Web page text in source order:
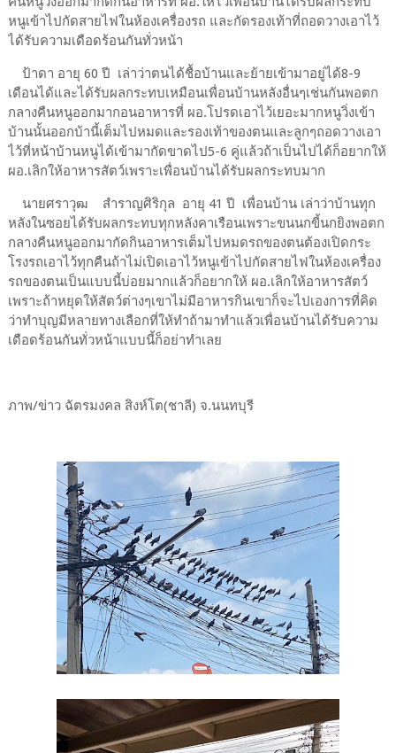
หนูเข้าไปกัดสายไฟในห้องเครื่องรถ และกัดรองเท้าที่ถอดวางเอาไว้
ได้รับความเดือดร้อนกันทั่วหน้า
ป้าดา อายุ 60 ปี เล่าว่าตนได้ชื้อบ้านและย้ายเข้ามาอยู่ได้8-9
เดือนได้และได้รับผลกระทบเหมือนเพื่อนบ้านหลังอื่นๆเช่นกันพอตก
กลางคืนหนูออกมากอนอาหารที่ ผอ.โปรดเอาไว้เยอะมากหนูวิ่งเข้า
บ้านนั้นออกบ้านี้เต็มไปหมดและรองเท้าของตนและลูกๆถอดวางเอา
ไว้ที่หน้าบ้านหนูได้เข้ามากัดขาดไป5-6 คู่แล้วถ้าเป็นไปได้ก็อยากให้
ผอ.เลิกให้อาหารสัตว์เพราะเพื่อนบ้านได้รับผลกระทบมาก
นายศราวุฒ สำราญศิริกุล อายุ 41 ปี เพื่อนบ้าน เล่าว่าบ้านทุก
หลังในซอยได้รับผลกระทบทุกหลังคาเรือนเพราะขนนกขี้นกยิงพอตก
กลางคืนหนูออกมากัดกินอาหารเต็มไปหมดรถของตนต้องเปิดกระ
โรงรถเอาไว้ทุกคืนถ้าไม่เปิดเอาไว้หนูเข้าไปกัดสายไฟในห้องเครื่อง
รถของตนเป็นแบบนี้บ่อยมากแล้วก็อยากให้ ผอ.เลิกให้อาหารสัตว์
เพราะถ้าหยุดให้สัตว์ต่างๆเขาไม่มีอาหารกินเขาก็จะไปเองการที่คิด
ว่าทำบุญมีหลายทางเลือกที่ให้ทำถ้ามาทำแล้วเพื่อนบ้านได้รับความ
เดือดร้อนกันทั่วหน้าแบบนี้ก็อย่าทำเลย
ภาพ/ข่าว ฉัตรมงคล สิงห์โต(ชาลี) จ.นนทบุรี